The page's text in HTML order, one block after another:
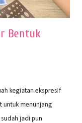
Bentuk
kegiatan ekspresif
untuk menunjang
jadi pun